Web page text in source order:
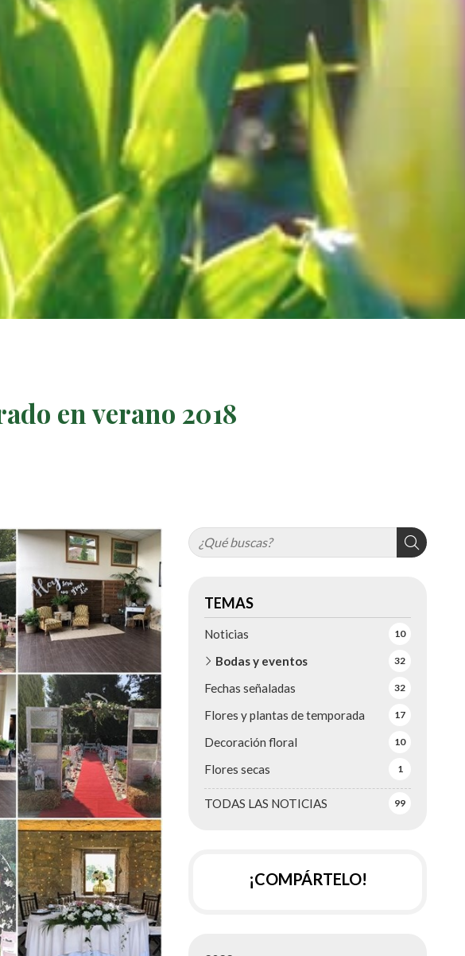
en verano 2018
TEMAS
TODAS LAS NOTICIAS 99
Noticias 10
Bodas y eventos 32
Fechas señaladas 32
Flores y plantas de temporada 17
Decoración floral 10
Flores secas 1
¡COMPÁRTELO!